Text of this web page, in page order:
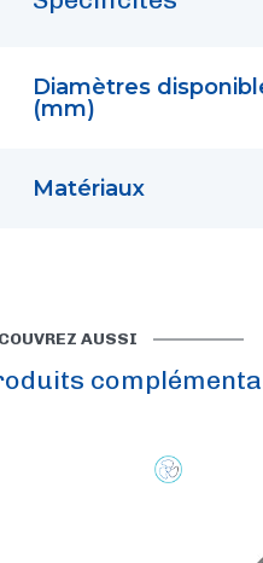
Diamètres
(mm)
Matériaux
AUSSI